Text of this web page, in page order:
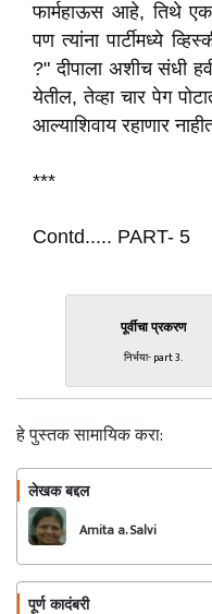
फार्महाऊस आहे, तिथे
पण त्यांना पार्टीमध्ये
?" दीपाला अशीच संधी
येतील, तेव्हा चार पेग
आल्याशिवाय रहाणार
***
Contd..... PART- 5
पूर्वीचा प्रकरण
निर्भया- part 3.
हे पुस्तक सामायिक करा:
लेखक बद्दल
Amita a. Salvi
पूर्ण कादंबरी